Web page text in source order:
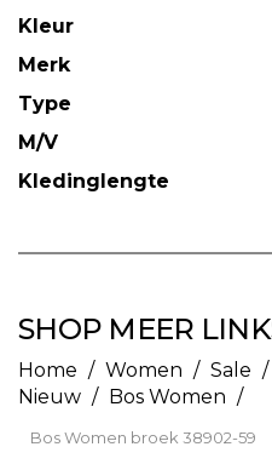
Kleur
Merk
Type
M/V
Kledinglengte
SHOP MEER
Home / Women / Sale /
Nieuw / Bos Women /
Bos Women broek 38902-59